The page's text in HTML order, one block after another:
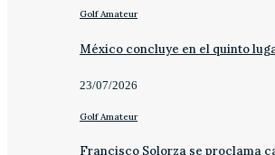
Golf Amateur
México concluye en el quinto
23/07/2026
Golf Amateur
Francisco Solorza se proclama